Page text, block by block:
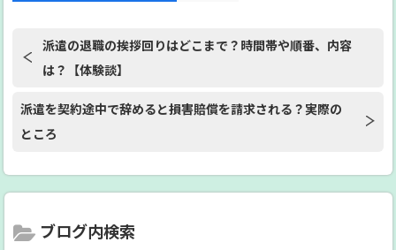
派遣の退職の挨拶回りはどこまで？時間帯や順番、内容
は？【体験談】
派遣を契約途中で辞めると損害賠償を請求される？実際の
ところ
ブログ内検索